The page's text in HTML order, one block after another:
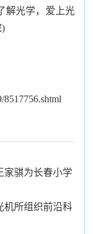
解光学，爱上光
)
8517756.shtml
家骐为长春小学
机所组织前沿科